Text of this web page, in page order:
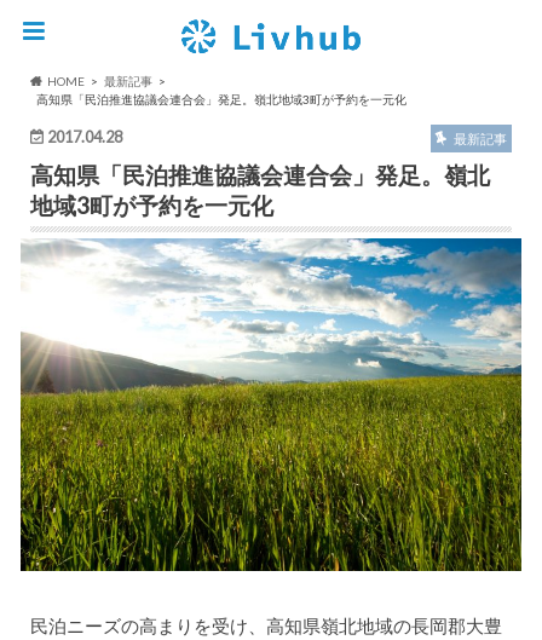
HOME
最新記事
高知県「民泊推進協議会連合会」発足。嶺北地域3町が予約を一元化
2017.04.28 最新記事
高知県「民泊推進協議会連合会」発足。嶺北
地域3町が予約を一元化
民泊ニーズの高まりを受け、高知県嶺北地域の長岡郡大豊